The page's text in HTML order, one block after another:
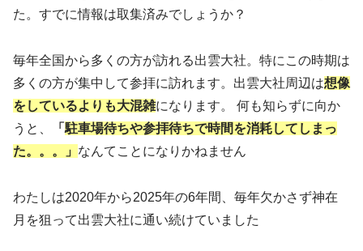
た。すでに情報は取集済みでしょうか？
毎年全国から多くの方が訪れる出雲大社。特にこの時期は
多くの方が集中して参拝に訪れます。出雲大社周辺は想像
をしているよりも大混雑になります。 何も知らずに向か
うと、
「 駐車場待ちや参拝待ちで時間を消耗してしまっ
た。。。」 なんてことになりかねません
わたしは2020年から2025年の6年間、毎年欠かさず神在
月を狙って出雲大社に通い続けていました